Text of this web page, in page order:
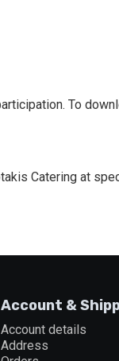
To
Catering at
Account &
Account details
Address